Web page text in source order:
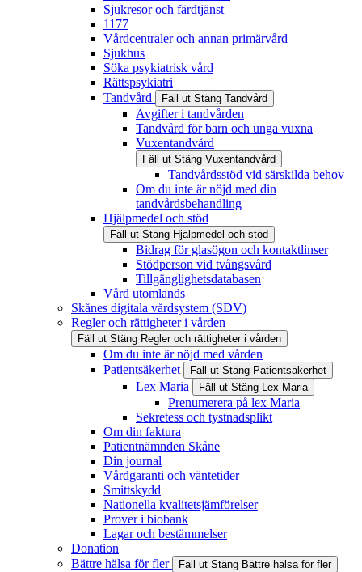
Sjukresor och färdtjänst
1177
Vårdcentraler och annan primärvård
Sjukhus
Söka psykiatrisk vård
Rättspsykiatri
Tandvård
Fäll ut Stäng Tandvård
Avgifter i tandvården
Tandvård för barn och unga vuxna
Vuxentandvård
Fäll ut Stäng Vuxentandvård
Tandvårdsstöd vid särskilda behov
Om du inte är nöjd med din
tandvårdsbehandling
Hjälpmedel och stöd
Fäll ut Stäng Hjälpmedel och stöd
Bidrag för glasögon och kontaktlinser
Stödperson vid tvångsvård
Tillgänglighetsdatabasen
Vård utomlands
Skånes digitala vårdsystem (SDV)
Regler och rättigheter i vården
Fäll ut Stäng Regler och rättigheter i vården
Om du inte är nöjd med vården
Patientsäkerhet
Fäll ut Stäng Patientsäkerhet
Lex Maria Fäll ut Stäng Lex Maria
Prenumerera på lex Maria
Sekretess och tystnadsplikt
Om din faktura
Patientnämnden Skåne
Din journal
Vårdgaranti och väntetider
Smittskydd
Nationella kvalitetsjämförelser
Prover i biobank
Lagar och bestämmelser
Donation
Bättre hälsa för fler
Fäll ut Stäng Bättre hälsa för fler